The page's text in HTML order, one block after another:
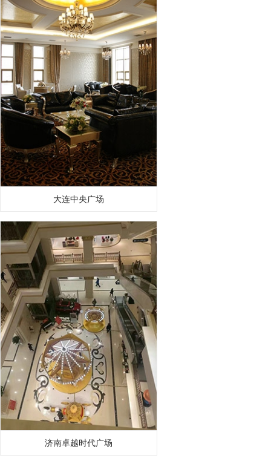
大连中央广场
济南卓越时代广场